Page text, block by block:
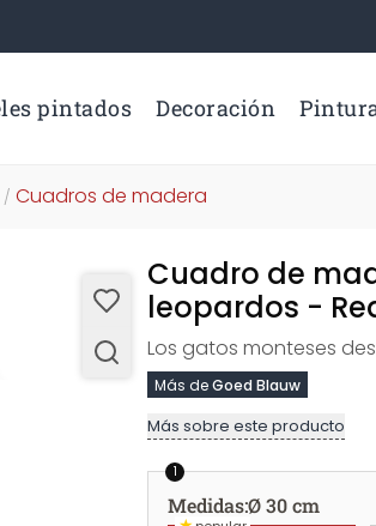
pintados Decoración
/ Cuadros de madera
Cuadro de
leopardos -
Los gatos monteses
Más deGoed Blauw
Más sobre este producto
1
Medidas:Ø 30 cm